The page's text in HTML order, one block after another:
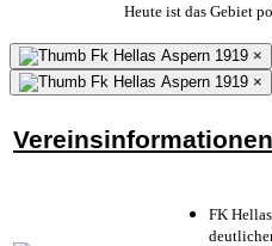
Heute ist das Gebiet
×
×
FK